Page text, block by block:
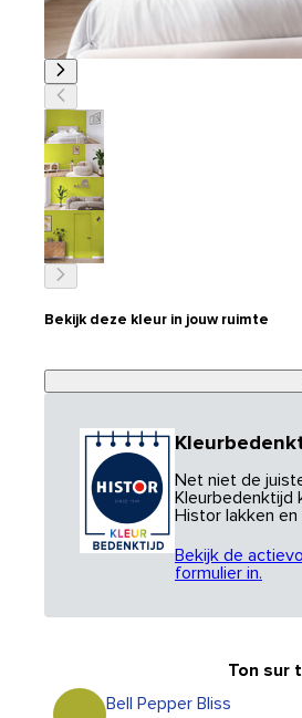
Bekijk deze kleur in jouw ruimte
Net niet de
Kleurbedenktijd
Histor lakken en
Bekijk de
formulier in.
Ton sur
Bell Pepper Bliss